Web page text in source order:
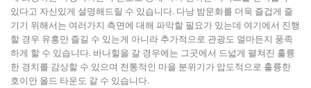
있다고 자신있게 설명해드릴 수 있습니다. 다낭 밤문화를 더욱 즐겁게 즐
기기 위해서는 여러가지 측면에 대해 파악할 필요가 있는데 여기에서 진행
할 경우 유흥만 즐길 수 있는게 아니라 추가적으로 관광도 얼마든지 풍족
하게 할 수 있습니다. 바나힐을 갈 경우에는 그곳에서 드넓게 펼쳐진 훌륭
한 경치를 감상할 수 있으며 전통적인 마을 분위기가 압도적으로 훌륭한
호이안 올드 타운도 갈 수 있습니다.